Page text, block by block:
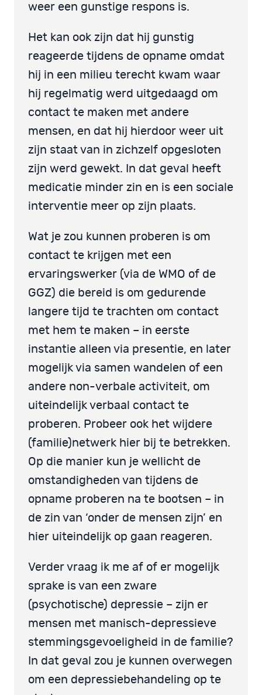
weer een gunstige respons is.
Het kan ook zijn dat hij gunstig
reageerde tijdens de opname omdat
hij in een milieu terecht kwam waar
hij regelmatig werd uitgedaagd om
contact te maken met andere
mensen, en dat hij hierdoor weer uit
zijn staat van in zichzelf opgesloten
zijn werd gewekt. In dat geval heeft
medicatie minder zin en is een sociale
interventie meer op zijn plaats.
Wat je zou kunnen proberen is om
contact te krijgen met een
ervaringswerker (via de WMO of de
GGZ) die bereid is om gedurende
langere tijd te trachten om contact
met hem te maken – in eerste
instantie alleen via presentie, en later
mogelijk via samen wandelen of een
andere non-verbale activiteit, om
uiteindelijk verbaal contact te
proberen. Probeer ook het wijdere
(familie)netwerk hier bij te betrekken.
Op die manier kun je wellicht de
omstandigheden van tijdens de
opname proberen na te bootsen – in
de zin van ‘onder de mensen zijn’ en
hier uiteindelijk op gaan reageren.
Verder vraag ik me af of er mogelijk
sprake is van een zware
(psychotische) depressie – zijn er
mensen met manisch-depressieve
stemmingsgevoeligheid in de familie?
In dat geval zou je kunnen overwegen
om een depressiebehandeling op te